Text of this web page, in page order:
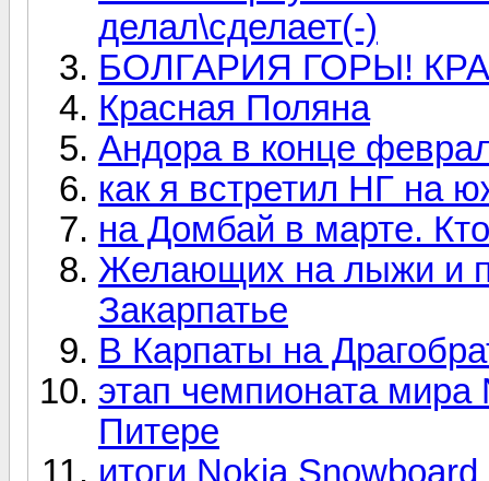
делал\сделает(-)
БОЛГАРИЯ ГОРЫ!
Красная Поляна
Андора в конце
как я встретил НГ на
на Домбай в марте.
Желающих на лыжи и
Закарпатье
В Карпаты на
этап чемпионата
Питере
итоги Nokia